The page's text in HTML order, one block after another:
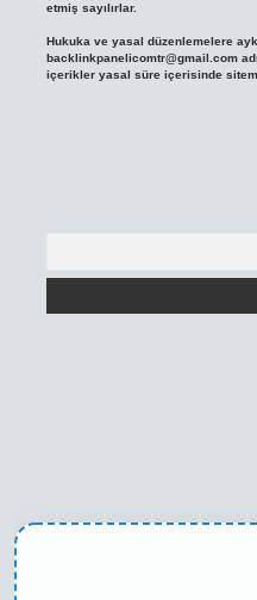
etmiş sayılırlar.
Hukuka ve yasal düzenlemelere
backlinkpanelicomtr@gmail.com
içerikler yasal süre içerisinde